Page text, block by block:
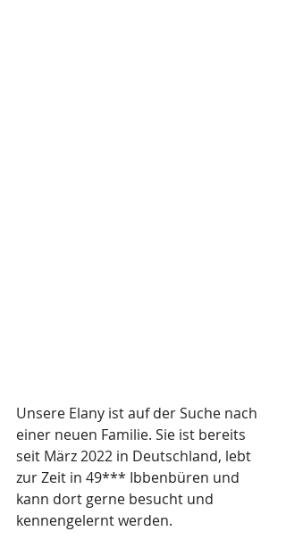
Unsere Elany ist auf der Suche nach
einer neuen Familie. Sie ist bereits
seit März 2022 in Deutschland, lebt
zur Zeit in 49*** Ibbenbüren und
kann dort gerne besucht und
kennengelernt werden.